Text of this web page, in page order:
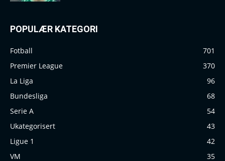
POPULÆR KATEGORI
Fotball
701
Premier League
370
La Liga
96
Bundesliga
68
Serie A
54
Ukategorisert
43
Ligue 1
42
VM
35